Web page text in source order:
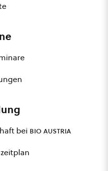
bei bio austria